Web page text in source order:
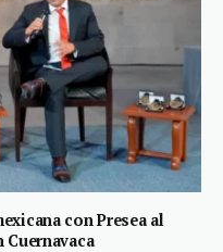
con Presea al